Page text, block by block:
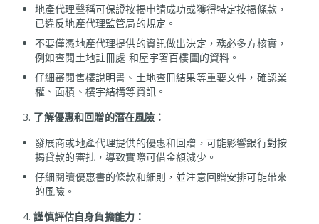
地產代理聲稱可保證按揭申請成功或獲得特定按揭條款，
已違反地產代理監管局的規定。
不要僅憑地產代理提供的資訊做出決定，務必多方核實，
例如查閱土地註冊處 和屋宇署百樓圖的資料。
仔細審閱售樓說明書、土地查冊結果等重要文件，確認業
權、面積、樓宇結構等資訊。
3. 了解優惠和回贈的潛在風險：
發展商或地產代理提供的優惠和回贈，可能影響銀行對按
揭貸款的審批，導致實際可借金額減少。
仔細閱讀優惠書的條款和細則，並注意回贈安排可能帶來
的風險。
4.謹慎評估自身負擔能力：